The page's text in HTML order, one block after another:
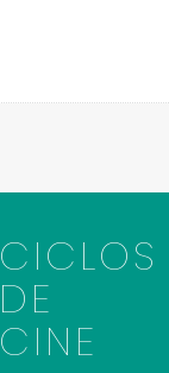
CICLOS
DE
CINE